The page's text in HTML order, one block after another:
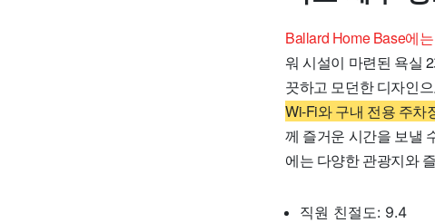
Ballard Home Base에
워 시설이 마련된 욕실
끗하고 모던한 디자인
Wi-Fi와 구내 전용 주차
께 즐거운 시간을 보낼
에는 다양한 관광지와
직원 친절도: 9.4